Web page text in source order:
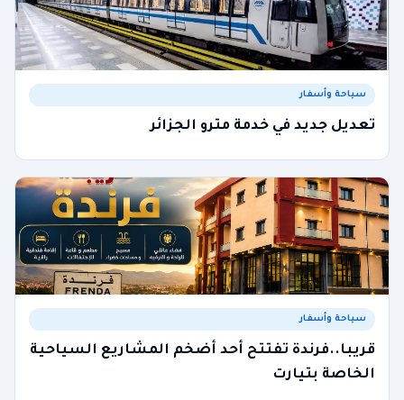
سياحة وأسفار
تعديل جديد في خدمة مترو الجزائر
سياحة وأسفار
قريبا..فرندة تفتتح أحد أضخم المشاريع السياحية
الخاصة بتيارت